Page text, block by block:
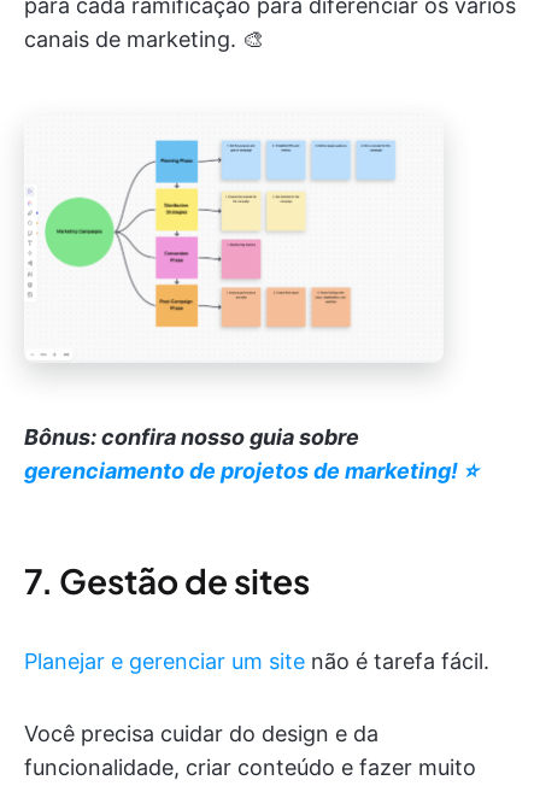
para cada ramificação para diferenciar os vários
canais de marketing. 🎨
Bônus: confira nosso guia sobre
gerenciamento de projetos de marketing! ⭐️
7. Gestão de sites
Planejar e gerenciar um site não é tarefa fácil.
Você precisa cuidar do design e da
funcionalidade, criar conteúdo e fazer muito